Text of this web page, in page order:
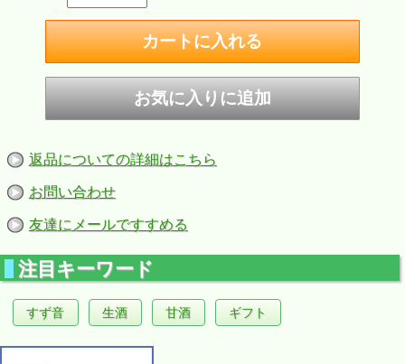
返品についての詳細はこちら
お問い合わせ
友達にメールですすめる
注目キーワード
すず音 生酒 甘酒 ギフト